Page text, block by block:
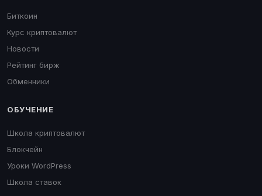
Биткоин
Курс криптовалют
Новости
Рейтинг бирж
Обменники
ОБУЧЕНИЕ
Школа криптовалют
Блокчейн
Уроки WordPress
Школа ставок